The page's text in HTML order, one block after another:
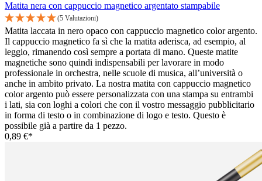
Matita nera con cappuccio magnetico argentato stampabile
(5 Valutazioni)
Matita laccata in nero opaco con cappuccio magnetico color argento.
Il cappuccio magnetico fa sì che la matita aderisca, ad esempio, al
leggio, rimanendo così sempre a portata di mano. Queste matite
magnetiche sono quindi indispensabili per lavorare in modo
professionale in orchestra, nelle scuole di musica, all’università o
anche in ambito privato. La nostra matita con cappuccio magnetico
color argento può essere personalizzata con una stampa su entrambi
i lati, sia con loghi a colori che con il vostro messaggio pubblicitario
in forma di testo o in combinazione di logo e testo. Questo è
possibile già a partire da 1 pezzo.
0,89 €*